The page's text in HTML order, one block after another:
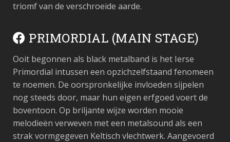
triomf van de verschroeide aarde.
PRIMORDIAL (MAIN STAGE)
Ooit begonnen als black metalband is het Ierse
Primordial intussen een opzichzelfstaand fenomeen
te noemen. De oorspronkelijke invloeden sijpelen
nog steeds door, maar hun eigen erfgoed voert de
boventoon. Op briljante wijze worden mooie
melodieën verweven met een metalsound als een
strak vormgegeven Keltisch vlechtwerk. Aangevoerd